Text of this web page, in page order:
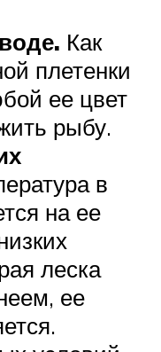
Как
плетенки
ее цвет
рыбу.
в
на ее
леска
ее